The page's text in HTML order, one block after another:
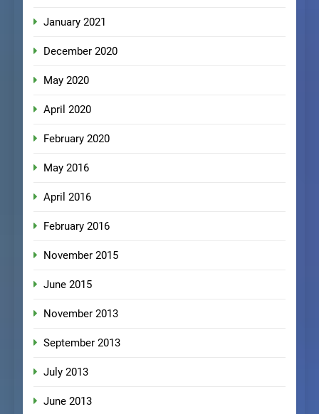
January 2021
December 2020
May 2020
April 2020
February 2020
May 2016
April 2016
February 2016
November 2015
June 2015
November 2013
September 2013
July 2013
June 2013